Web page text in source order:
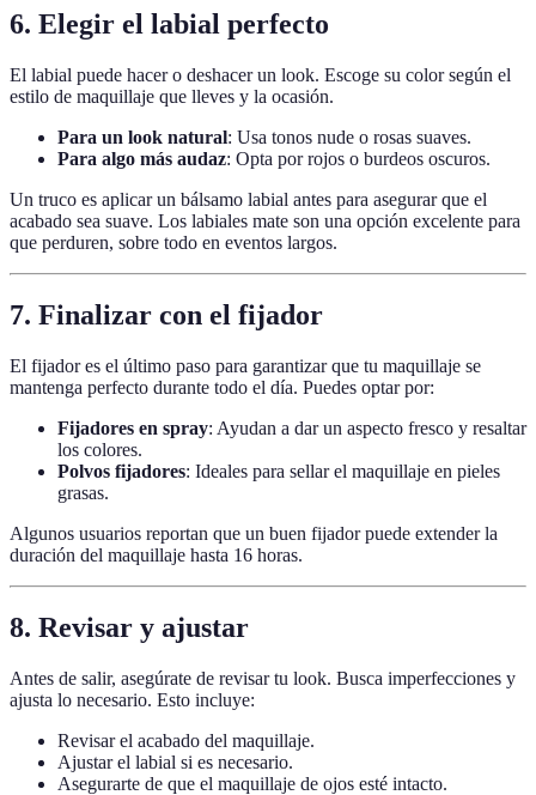
6. Elegir el labial perfecto
El labial puede hacer o deshacer un look. Escoge su color según el
estilo de maquillaje que lleves y la ocasión.
Para un look natural: Usa tonos nude o rosas suaves.
Para algo más audaz: Opta por rojos o burdeos oscuros.
Un truco es aplicar un bálsamo labial antes para asegurar que el
acabado sea suave. Los labiales mate son una opción excelente para
que perduren, sobre todo en eventos largos.
7. Finalizar con el fijador
El fijador es el último paso para garantizar que tu maquillaje se
mantenga perfecto durante todo el día. Puedes optar por:
Fijadores en spray: Ayudan a dar un aspecto fresco y resaltar
los colores.
Polvos fijadores: Ideales para sellar el maquillaje en pieles
grasas.
Algunos usuarios reportan que un buen fijador puede extender la
duración del maquillaje hasta 16 horas.
8. Revisar y ajustar
Antes de salir, asegúrate de revisar tu look. Busca imperfecciones y
ajusta lo necesario. Esto incluye:
Revisar el acabado del maquillaje.
Ajustar el labial si es necesario.
Asegurarte de que el maquillaje de ojos esté intacto.